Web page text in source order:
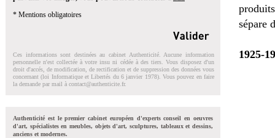
* Mentions obligatoires
Ces informations sont destinées au cabinet Authenticité. Aucune information
personnelle n'est collectée à votre insu ni cédée à des tiers. Vous disposez d'un
droit d'accés, de modification, de rectification et de suppression des données vous
concernant (loi Informatique et Libertés du 6 janvier 1978). Vous pouvez en faire
la demande par mail à contact@authenticite.fr.
Authenticité est le premier cabinet européen d'experts conseil en oeuvres
d'art, spécialistes en meubles, objets d'art, sculptures, tableaux et dessins,
anciens et modernes.
sépare
1925-